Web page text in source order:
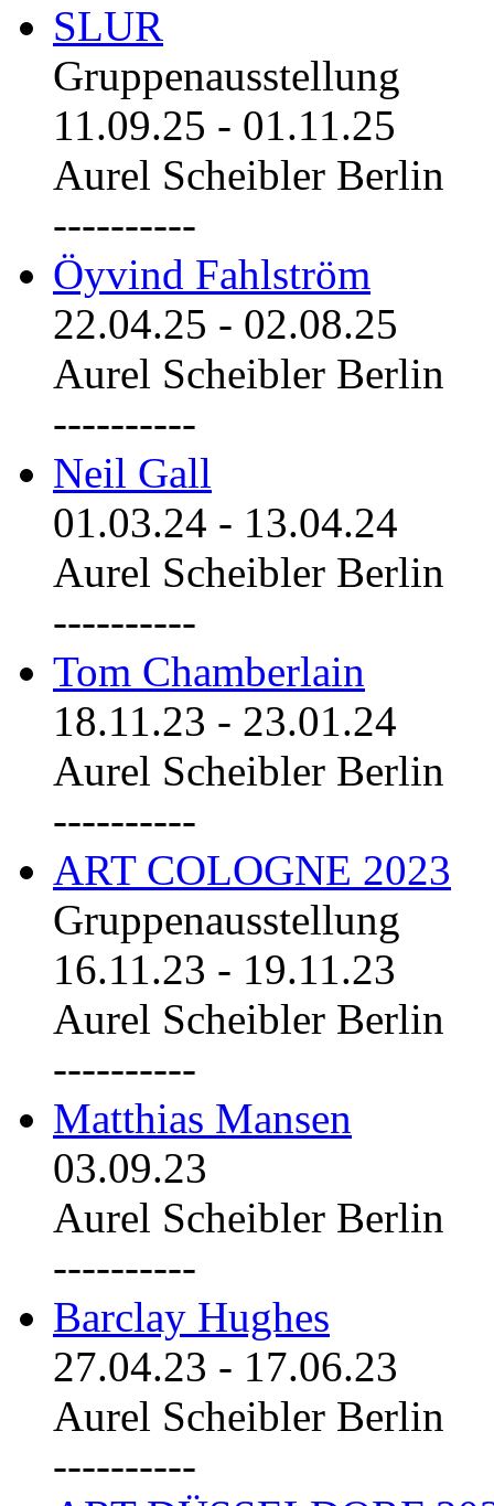
SLUR
Gruppenausstellung
11.09.25 - 01.11.25
Aurel Scheibler Berlin
----------
Öyvind Fahlström
22.04.25 - 02.08.25
Aurel Scheibler Berlin
----------
Neil Gall
01.03.24 - 13.04.24
Aurel Scheibler Berlin
----------
Tom Chamberlain
18.11.23 - 23.01.24
Aurel Scheibler Berlin
----------
ART COLOGNE 2023
Gruppenausstellung
16.11.23 - 19.11.23
Aurel Scheibler Berlin
----------
Matthias Mansen
03.09.23
Aurel Scheibler Berlin
----------
Barclay Hughes
27.04.23 - 17.06.23
Aurel Scheibler Berlin
----------